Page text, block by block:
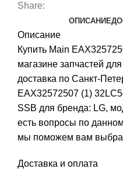
Share:
ОПИСАНИЕ
Описание
Купить Main
магазине запчастей
доставка по Санкт-
EAX32572507 (1)
SSB для бренда: LG,
есть вопросы по
мы поможем вам
Доставка и оплата